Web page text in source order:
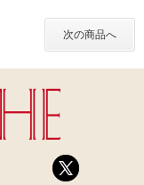
次の商品へ